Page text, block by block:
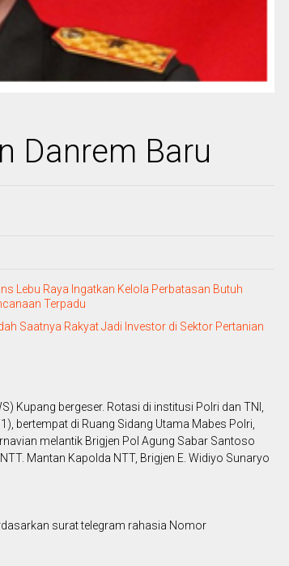
Danrem Baru
Lebu Raya Ingatkan Kelola Perbatasan Butuh
Terpadu
Saatnya Rakyat Jadi Investor di Sektor Pertanian
Kupang bergeser. Rotasi di institusi Polri dan TNI,
bertempat di Ruang Sidang Utama Mabes Polri,
melantik Brigjen Pol Agung Sabar Santoso
Mantan Kapolda NTT, Brigjen E. Widiyo Sunaryo
surat telegram rahasia Nomor